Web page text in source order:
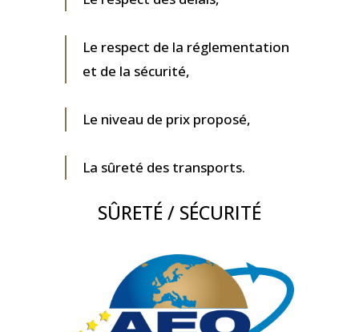
Le respect de la réglementation
et de la sécurité,
Le niveau de prix proposé,
La sûreté des transports.
SÛRETÉ / SÉCURITÉ